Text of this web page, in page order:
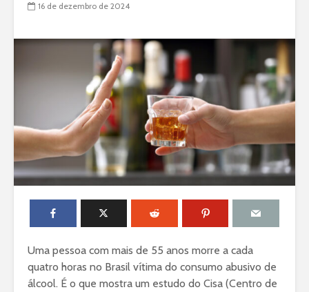
16 de dezembro de 2024
Uma pessoa com mais de 55 anos morre a cada
quatro horas no Brasil vítima do consumo abusivo de
álcool. É o que mostra um estudo do Cisa (Centro de